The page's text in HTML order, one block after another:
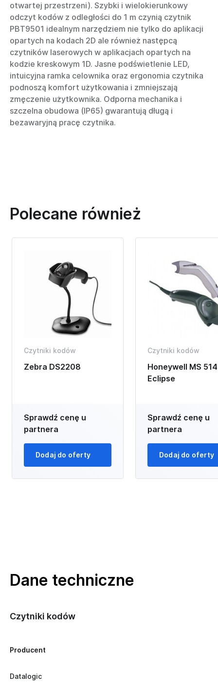
otwartej przestrzeni). Szybki i wielokierunkowy
odczyt kodów z odległości do 1 m czynią czytnik
PBT9501 idealnym narzędziem nie tylko do aplikacji
opartych na kodach 2D ale również następcą
czytników laserowych w aplikacjach opartych na
kodzie kreskowym 1D. Jasne podświetlenie LED,
intuicyjna ramka celownika oraz ergonomia czytnika
podnoszą komfort użytkowania i zmniejszają
zmęczenie użytkownika. Odporna mechanika i
szczelna obudowa (IP65) gwarantują długą i
bezawaryjną pracę czytnika.
Polecane również
Czytniki kodów
Zebra DS2208
Sprawdź cenę u
partnera
Dodaj do oferty
Czytniki kodów
Honeywell MS
Eclipse
Sprawdź cenę u
partnera
Dodaj do oferty
Dane techniczne
Czytniki kodów
Producent
Datalogic